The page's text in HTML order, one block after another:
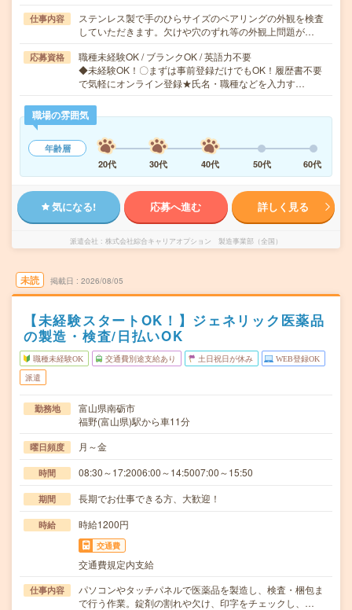
仕事内容
ステンレス製で手のひらサイズのベアリングの外観を検査
していただきます。欠けや穴のずれ等の外観上問題が…
応募資格
職種未経験OK / ブランクOK / 英語力不要
◆未経験OK！〇まずは事前登録だけでもOK！履歴書不要
で気軽にオンライン登録★氏名・職種などを入力す…
職場の雰囲気
年齢層
20代
30代 40代 50代 60代
気になる! 応募へ進む 詳しく見る
派遣会社 株式会社綜合キャリアオプション 製造事業部（全国）
未読 掲載日 2026/08/05
【未経験スタートOK！】ジェネリック医薬品
の製造・検査/日払いOK
職種未経験OK 交通費別途支給あり 土日祝日が休み WEB登録OK
派遣
勤務地
富山県南砺市
福野(富山県)駅から車11分
曜日頻度 月～金
時間 08:30～17:2006:00～14:5007:00～15:50
期間 長期でお仕事できる方、大歓迎！
時給 時給1200円
交通費
交通費規定内支給
仕事内容
パソコンやタッチパネルで医薬品を製造し、検査・梱包ま
で行う作業。錠剤の割れや欠け、印字をチェックし、…